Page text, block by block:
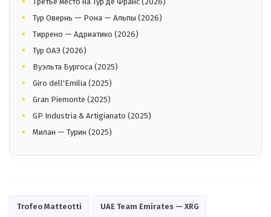
Тур Овернь — Рона — Альпы (2026)
Тиррено — Адриатико (2026)
Тур ОАЭ (2026)
Вуэльта Бургоса (2025)
Giro dell'Emilia (2025)
Gran Piemonte (2025)
GP Industria & Artigianato (2025)
Милан — Турин (2025)
Trofeo Matteotti UAE Team Emirates — XRG